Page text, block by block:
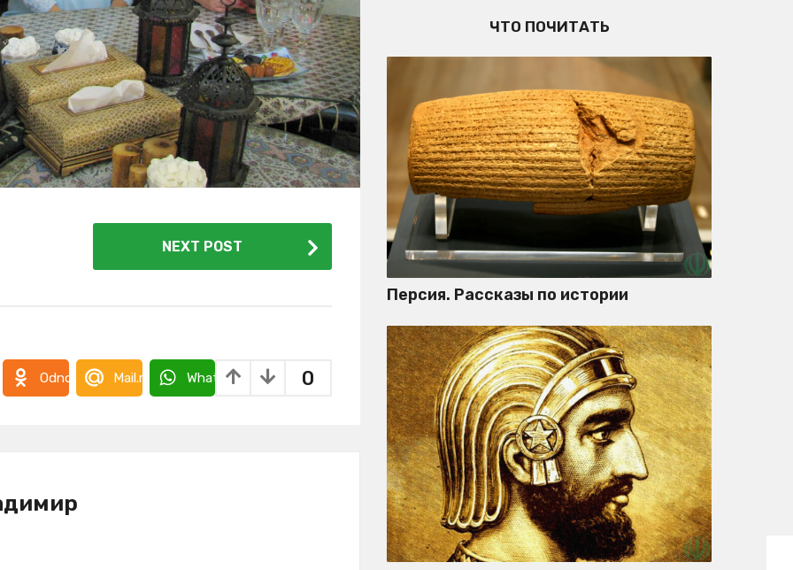
NEXT POST
0
OdnoklassnikiMail.ru WhatsApp
ЧТО ПОЧИТАТЬ
Персия. Рассказы по истории